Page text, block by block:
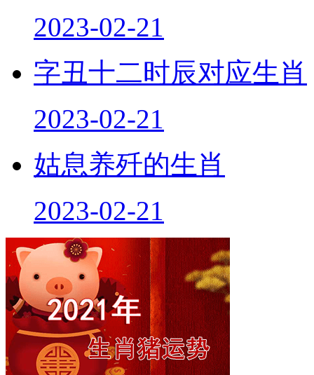
2023-02-21
字丑十二时辰对应生肖
2023-02-21
姑息养歼的生肖
2023-02-21